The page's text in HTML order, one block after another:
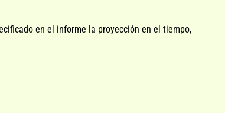
en el informe la proyección en el tiempo,